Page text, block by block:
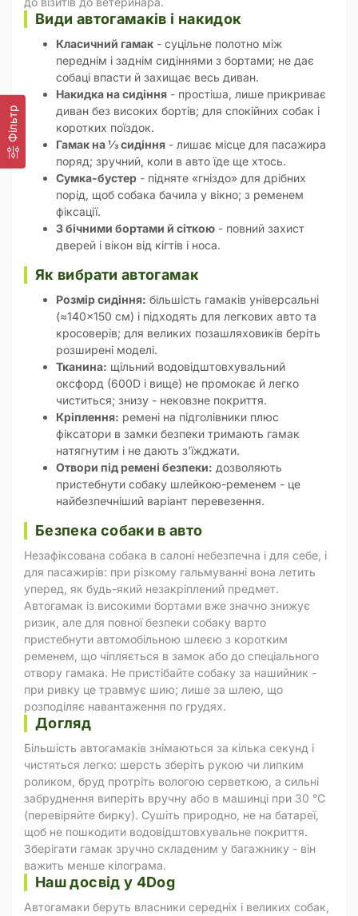
Фільтр
Види автогамаків і накидок
Класичний гамак - суцільне полотно між
переднім і заднім сидіннями з бортами; не дає
собаці впасти й захищає весь диван.
Накидка на сидіння - простіша, лише прикриває
диван без високих бортів; для спокійних собак і
коротких поїздок.
Гамак на ⅓ сидіння - лишає місце для пасажира
поряд; зручний, коли в авто їде ще хтось.
Сумка-бустер - підняте «гніздо» для дрібних
порід, щоб собака бачила у вікно; з ременем
фіксації.
З бічними бортами й сіткою - повний захист
дверей і вікон від кігтів і носа.
Як вибрати автогамак
Розмір сидіння: більшість гамаків універсальні
(≈140×150 см) і підходять для легкових авто та
кросоверів; для великих позашляховиків беріть
розширені моделі.
Тканина: щільний водовідштовхувальний
оксфорд (600D і вище) не промокає й легко
чиститься; знизу - нековзне покриття.
Кріплення: ремені на підголівники плюс
фіксатори в замки безпеки тримають гамак
натягнутим і не дають з'їжджати.
Отвори під ремені безпеки: дозволяють
пристебнути собаку шлейкою-ременем - це
найбезпечніший варіант перевезення.
Безпека собаки в авто
Незафіксована собака в салоні небезпечна і для себе, і
для пасажирів: при різкому гальмуванні вона летить
уперед, як будь-який незакріплений предмет.
Автогамак із високими бортами вже значно знижує
ризик, але для повної безпеки собаку варто
пристебнути автомобільною шлеєю з коротким
ременем, що чіпляється в замок або до спеціального
отвору гамака. Не пристібайте собаку за нашийник -
при ривку це травмує шию; лише за шлею, що
розподіляє навантаження по грудях.
Догляд
Більшість автогамаків знімаються за кілька секунд і
чистяться легко: шерсть зберіть рукою чи липким
роликом, бруд протріть вологою серветкою, а сильні
забруднення виперіть вручну або в машинці при 30 °C
(перевіряйте бирку). Сушіть природно, не на батареї,
щоб не пошкодити водовідштовхувальне покриття.
Зберігати гамак зручно складеним у багажнику - він
важить менше кілограма.
Наш досвід у 4Dog
Автогамаки беруть власники середніх і великих собак,